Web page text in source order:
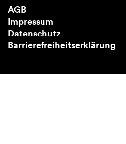
AGB
Impressum
Datenschutz
Barrierefreiheitserklärung